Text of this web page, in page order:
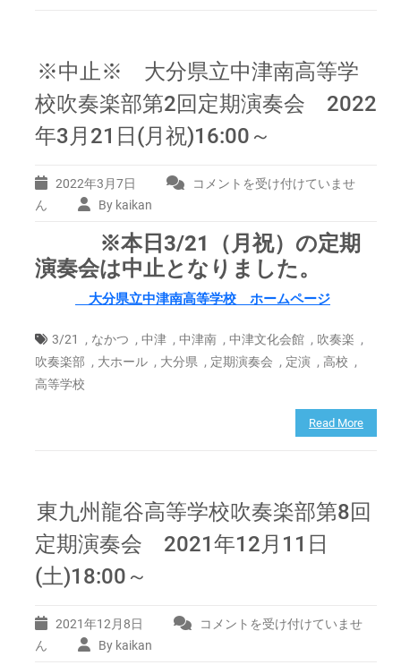
(日)
※中止※ 大分県立中津南高等学
校吹奏楽部第2回定期演奏会 2022
年3月21日(月祝)16:00～
2022年3月7日
※
※
大
分
県
中
津
南
楽
部
第
期
コメントを受け付けていませ
ん
By kaikan
※本日3/21（月祝）の定期
演奏会は中止となりました。
大分県立中津南高等学校 ホームページ
3/21 , なかつ , 中津 , 中津南 , 中津文化会館 , 吹奏楽 ,
吹奏楽部 , 大ホール , 大分県 , 定期演奏会 , 定演 , 高校 ,
高等学校
Read More
東九州龍谷高等学校吹奏楽部第8回
定期演奏会 2021年12月11日
(土)18:00～
2021年12月8日
東
コメントを受け付けていませ
ん
By kaikan